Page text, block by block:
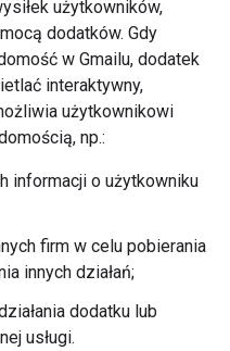
użytkowników,
dodatków. Gdy
w Gmailu, dodatek
interaktywny,
użytkownikowi
np.:
informacji o użytkowniku
firm w celu pobierania
innych działań;
dodatku lub
usługi.